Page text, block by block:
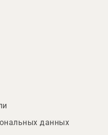
данных